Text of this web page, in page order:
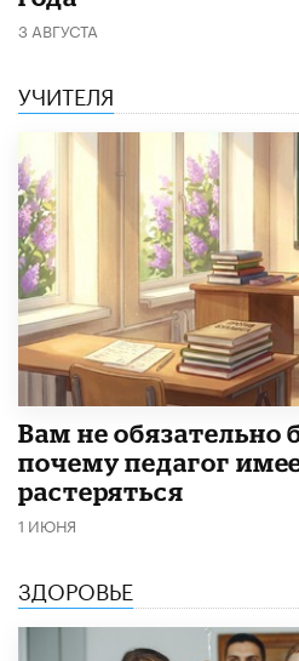
3 АВГУСТА
УЧИТЕЛЯ
​Вам не обязательно
почему педагог
растеряться
1 ИЮНЯ
ЗДОРОВЬЕ